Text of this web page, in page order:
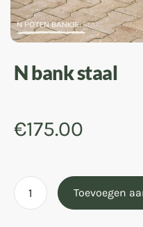
N bank staal
€175.00
Toevoegen